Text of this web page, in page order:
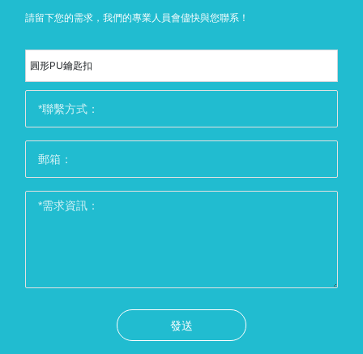
請留下您的需求，我們的專業人員會儘快與您聯系！
圓形PU鑰匙扣
發送